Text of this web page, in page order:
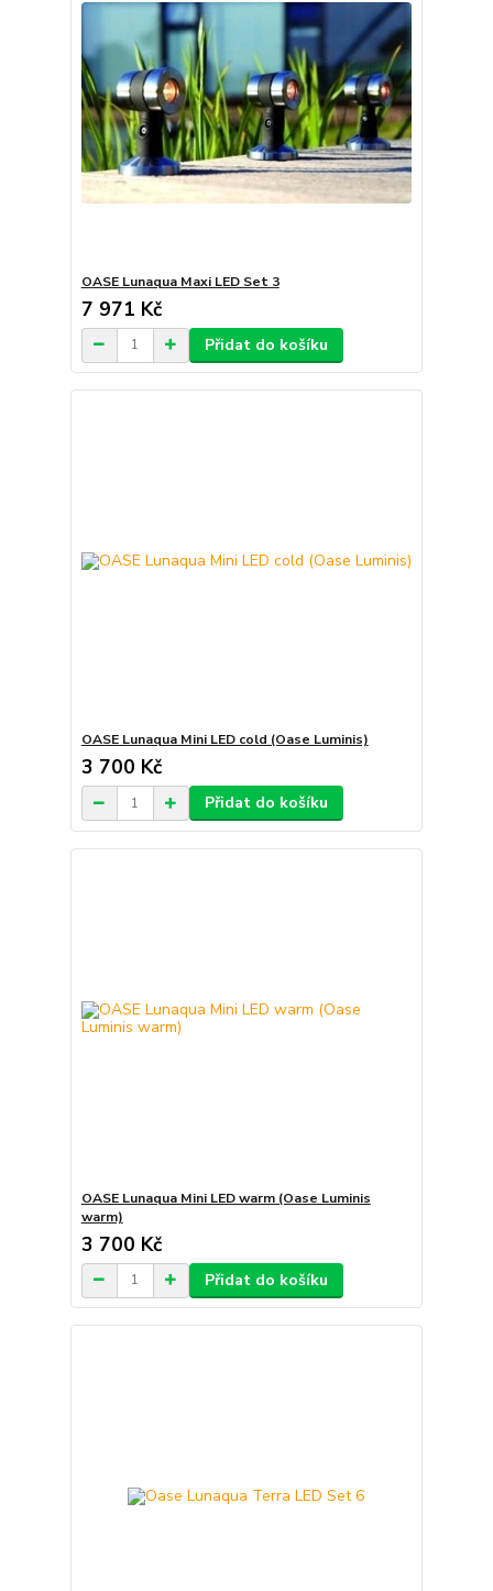
OASE Lunaqua Maxi LED Set 3
7 971 Kč
Přidat do košíku
OASE Lunaqua Mini LED cold (Oase Luminis)
3 700 Kč
Přidat do košíku
OASE Lunaqua Mini LED warm (Oase Luminis
warm)
3 700 Kč
Přidat do košíku